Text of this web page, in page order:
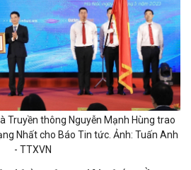
Truyền thông Nguyễn Mạnh Hùng trao
Nhất cho Báo Tin tức. Ảnh: Tuấn Anh
- TTXVN